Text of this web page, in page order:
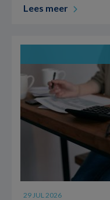
Lees meer
29 JUL 2026